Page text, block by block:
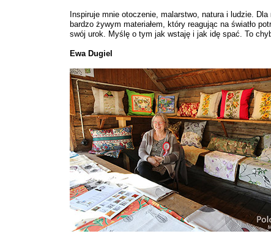
Inspiruje mnie otoczenie, malarstwo, natura i ludzie. Dla
bardzo żywym materiałem, który reagując na światło
swój urok. Myślę o tym jak wstaję i jak idę spać. To
Ewa Dugiel